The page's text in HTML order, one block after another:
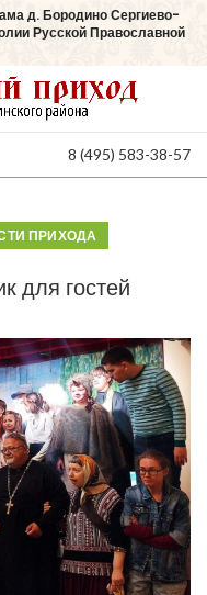
д. Бородино Сергиево-
Русской Православной
8 (495) 583-38-57
ПРИХОДА
для гостей